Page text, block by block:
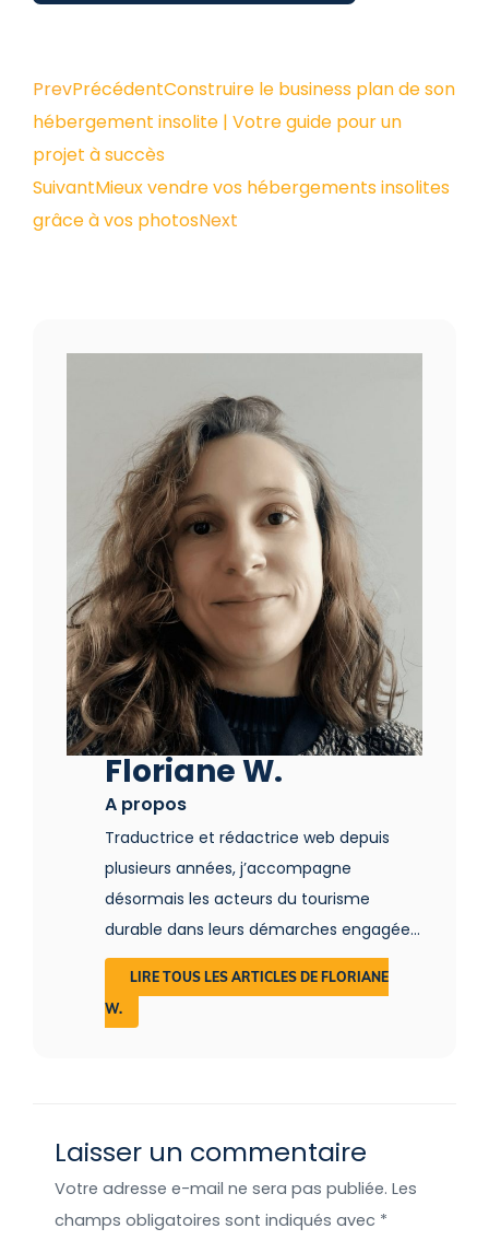
PrevPrécédentConstruire le business plan de son
hébergement insolite | Votre guide pour un
projet à succès
SuivantMieux vendre vos hébergements insolites
grâce à vos photosNext
Floriane W.
A propos
Traductrice et rédactrice web depuis
plusieurs années, j’accompagne
désormais les acteurs du tourisme
durable dans leurs démarches engagées.
Tout en respectant leur univers, je mets
en valeur les acteurs qui œuvrent pour
permettre à tous d’adopter une pratique
LIRE TOUS LES ARTICLES DE FLORIANE
W.
Laisser un commentaire
Votre adresse e-mail ne sera pas publiée. Les
champs obligatoires sont indiqués avec *